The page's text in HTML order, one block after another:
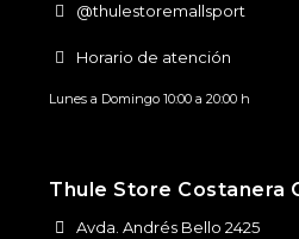
@thulestoremallsport
Horario de atención
Lunes a Domingo 10:00 a 20:00 h
Thule Store Costanera
Avda. Andrés Bello 2425